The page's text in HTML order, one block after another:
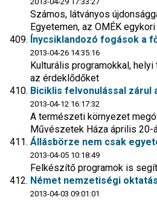
Számos, látványos
Egyetemen, az OMÉK
Ínycsiklandozó fogások a
2013-04-26 14:35:16
Kulturális programokkal,
az érdeklődőket
Biciklis felvonulással zárul
2013-04-12 16:17:32
A természeti környezet
Művészetek Háza április 20-
Állásbörze nem csak
2013-04-05 10:18:49
Felkészítő programok is
Német nemzetiségi
2013-04-03 09:01:01